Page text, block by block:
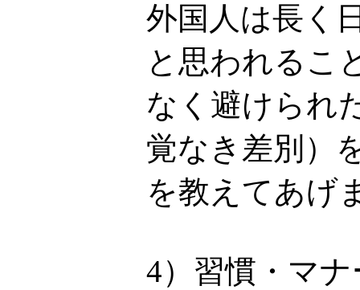
外国人は長く
と思われるこ
なく避けられ
覚なき差別）
を教えてあげ
4）習慣・マ